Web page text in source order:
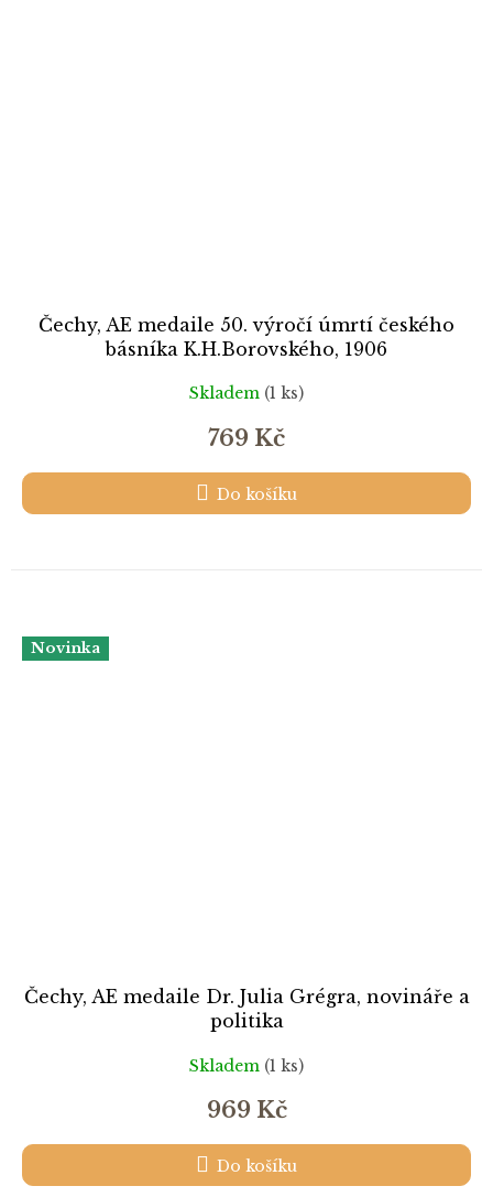
Čechy, AE medaile 50. výročí úmrtí českého
básníka K.H.Borovského, 1906
Skladem (1 ks)
769 Kč
Do košíku
Novinka
Čechy, AE medaile Dr. Julia Grégra, novináře a
politika
Skladem (1 ks)
969 Kč
Do košíku